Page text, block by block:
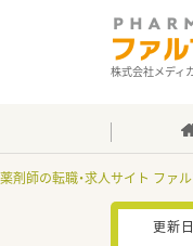
株式会社メディ
薬剤師の転職・求人サイト ファ
更新日